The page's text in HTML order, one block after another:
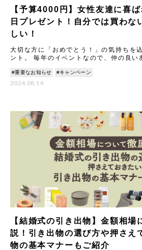
【予算4000円】女性友達に喜
日プレゼント！自分では買わな
しい！
大切な方に「おめでとう！」の気持ちを
ント。 毎年のイベントなので、仲の良い
はない
#重要なお知らせ #キャンペーン
2024.08.14
【結婚式の引き出物】金額相場
説！引き出物の選び方や押さえ
物の基本マナーもご紹介